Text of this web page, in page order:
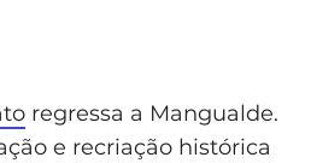
regressa a Mangualde.
e recriação histórica